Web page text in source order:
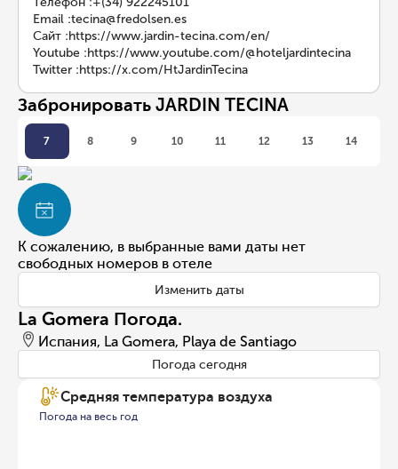
Email :tecina@fredolsen.es
Сайт :https://www.jardin-tecina.com/en/
Youtube :https://www.youtube.com/@hoteljardintecina
Twitter :https://x.com/HtJardinTecina
Забронировать JARDIN TECINA
7 8 9 10 11 12 13 14
К сожалению, в выбранные вами даты нет
свободных номеров в отеле
Изменить даты
La Gomera Погода.
Испания, La Gomera, Playa de Santiago
Погода сегодня
Средняя температура воздуха
Погода на весь год